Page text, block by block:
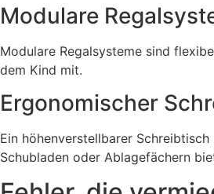
Modulare
Modulare Regalsysteme sind
dem Kind mit.
Ergonomischer
Ein höhenverstellbarer
Schubladen oder Ablagefächern